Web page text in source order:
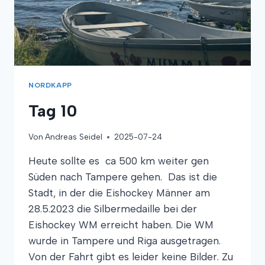
NORDKAPP
Tag 10
Von Andreas Seidel 2025-07-24
Heute sollte es ca 500 km weiter gen
Süden nach Tampere gehen. Das ist die
Stadt, in der die Eishockey Männer am
28.5.2023 die Silbermedaille bei der
Eishockey WM erreicht haben. Die WM
wurde in Tampere und Riga ausgetragen.
Von der Fahrt gibt es leider keine Bilder. Zu